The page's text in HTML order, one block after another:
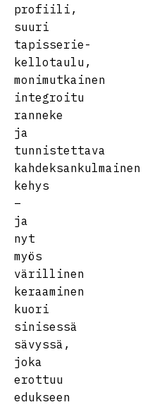
profiili,
suuri
tapisserie-
kellotaulu,
monimutkainen
integroitu
ranneke
ja
tunnistettava
kahdeksankulmainen
kehys
–
ja
nyt
myös
värillinen
keraaminen
kuori
sinisessä
sävyssä,
joka
erottuu
edukseen